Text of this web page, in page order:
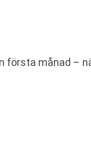
första månad –